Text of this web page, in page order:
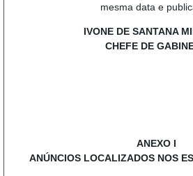
mesma data e
IVONE DE SANTANA
CHEFE DE
ANEXO I
ANÚNCIOS LOCALIZADOS NOS